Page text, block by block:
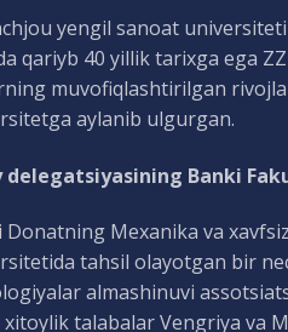
yengil sanoat
qariyb 40 yillik tarixga ega
muvofiqlashtirilgan
aylanib ulgurgan.
delegatsiyasining Banki
Donatning Mexanika va
tahsil olayotgan bir
almashinuvi
xitoylik talabalar Vengriya va